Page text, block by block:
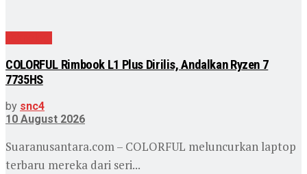
COLORFUL Rimbook L1 Plus Dirilis, Andalkan Ryzen 7
7735HS
by snc4
10 August 2026
Suaranusantara.com – COLORFUL meluncurkan laptop
terbaru mereka dari seri...